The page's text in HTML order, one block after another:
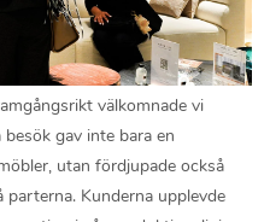
välkomnade vi
gav inte bara en
utan fördjupade också
Kunderna upplevde